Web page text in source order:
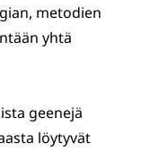
metodien
yhtä
geenejä
löytyvät